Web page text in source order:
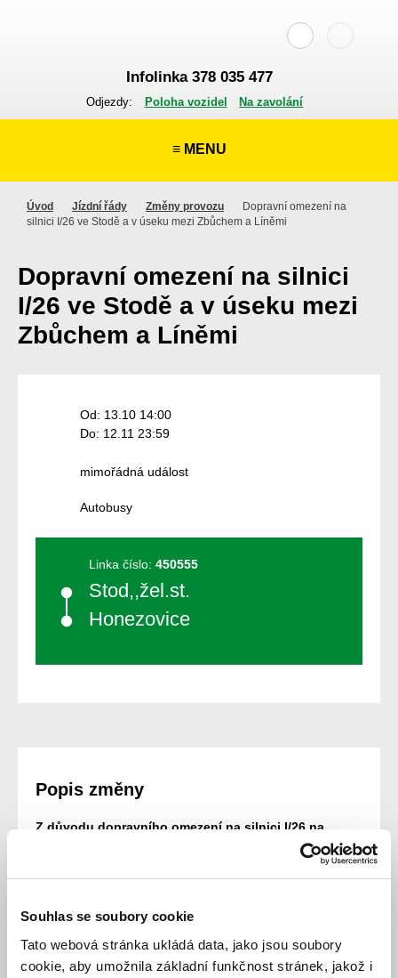
Souhlas se soubory cookie
Tato webová stránka ukládá data, jako jsou soubory
cookie, aby umožnila základní funkčnost stránek, jakož i
Infolinka 378 035 477
Odjezdy: Poloha vozidel Na zavolání
≡ MENU
Úvod Jízdní řády Změny provozu
Dopravní omezení na
silnici I/26 ve Stodě a v úseku mezi Zbůchem a Líněmi
Dopravní omezení na silnici
I/26 ve Stodě a v úseku mezi
Zbůchem a Líněmi
Od: 13.10 14:00
Do: 12.11 23:59
mimořádná událost
Autobusy
Linka číslo: 450555
Stod,,žel.st.
Honezovice
Popis změny
Z důvodu dopravního omezení na silnici I/26 na
průtahu obce Stod a v úseku mezi Líněmi a Zbůchem
docházet ke
zpožďování spojů.
Vzhledem k možnému přenosu zpoždění mezi spoji
a 555. V Holýšově poté i na linkách841a843.